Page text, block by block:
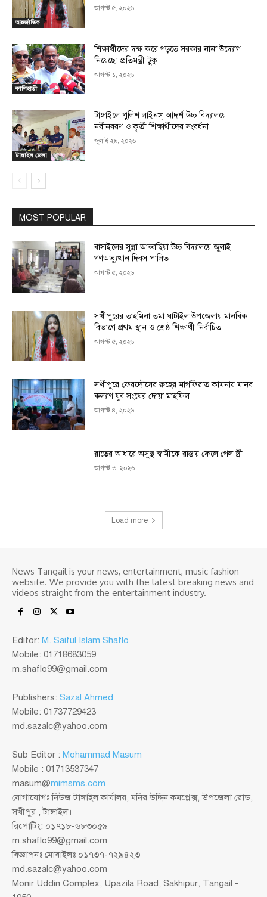
আন্তর্জাতিক
আগস্ট ৫, ২০২৬
কালিহাতী
শিক্ষার্থীদের দক্ষ করে গড়তে সরকার নানা উদ্যোগ
নিয়েছে: প্রতিমন্ত্রী টুকু
আগস্ট ১, ২০২৬
টাঙ্গাইল জেলা
টাঙ্গাইলে পুলিশ লাইনস্ আদর্শ উচ্চ বিদ্যালয়ে
নবীনবরণ ও কৃতী শিক্ষার্থীদের সংবর্ধনা
জুলাই ২৯, ২০২৬
MOST POPULAR
বাসাইলের সুন্না আব্বাছিয়া উচ্চ বিদ্যালয়ে জুলাই
গণঅভ্যুত্থান দিবস পালিত
আগস্ট ৫, ২০২৬
সখীপুরের তাহমিনা তমা ঘাটাইল উপজেলায় মানবিক
বিভাগে প্রথম স্থান ও শ্রেষ্ঠ শিক্ষার্থী নির্বাচিত
আগস্ট ৫, ২০২৬
সখীপুরে ফেরদৌসের রুহের মাগফিরাত কামনায় মানব
কল্যাণ যুব সংঘের দোয়া মাহফিল
আগস্ট ৪, ২০২৬
রাতের আধারে অসুস্থ স্বামীকে রাস্তায় ফেলে গেল স্ত্রী
আগস্ট ৩, ২০২৬
Load more
News Tangail is your news, entertainment, music fashion
website. We provide you with the latest breaking news and
videos straight from the entertainment industry.
Editor: M. Saiful Islam Shaflo
Mobile: 01718683059
m.shaflo99@gmail.com
Publishers: Sazal Ahmed
Mobile: 01737729423
md.sazalc@yahoo.com
Sub Editor : Mohammad Masum
Mobile : 01713537347
masum@mimsms.com
যোগাযোগঃ নিউজ টাঙ্গাইল কার্যালয়, মনির উদ্দিন কমপ্লেক্স, উপজেলা রোড,
সখীপুর , টাঙ্গাইল।
রিপোটিং: ০১৭১৮-৬৮৩০৫৯
m.shaflo99@gmail.com
বিজ্ঞাপনঃ মোবাইলঃ ০১৭৩৭-৭২৯৪২৩
md.sazalc@yahoo.com
Monir Uddin Complex, Upazila Road, Sakhipur, Tangail -